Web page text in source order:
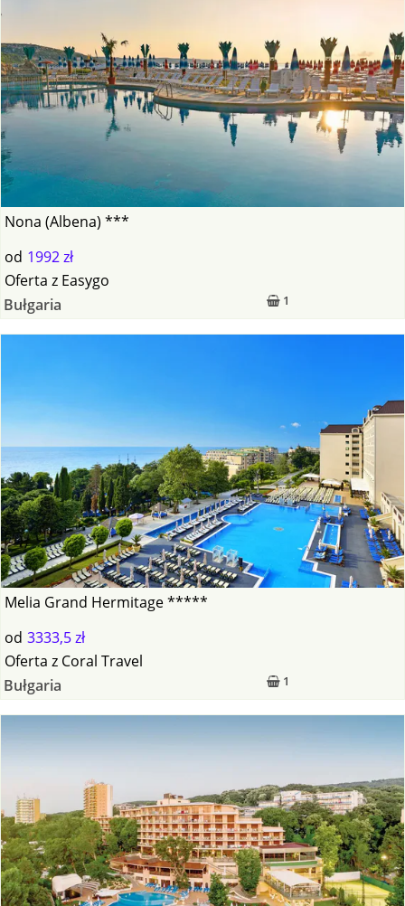
Nona (Albena) ***
od 1992 zł
1
Oferta z Easygo
Bułgaria
Melia Grand Hermitage *****
od 3333,5 zł
1
Oferta z Coral Travel
Bułgaria